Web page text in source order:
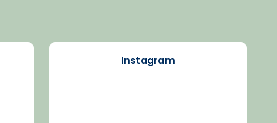
Instagram